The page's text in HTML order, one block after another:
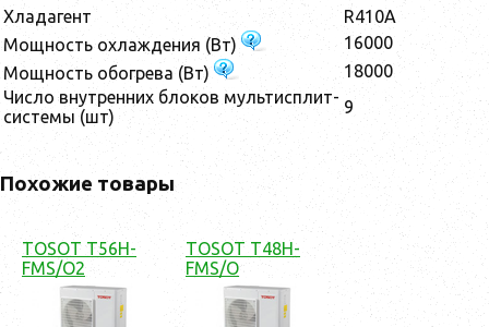
Хладагент
R410A
Мощность охлаждения (Вт)
16000
Мощность обогрева (Вт)
18000
Число внутренних блоков мультисплит-
системы (шт)
9
Похожие товары
TOSOT T56H-
FMS/O2
TOSOT T48H-
FMS/O